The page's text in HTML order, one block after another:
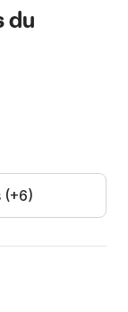
petites
sans
demande
sur le site
pas !
du
(+6)